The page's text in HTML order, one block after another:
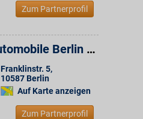
Zum Partnerprofil
Volkswagen Automobile Berlin GmbH
Franklinstr. 5,
10587 Berlin
Auf Karte anzeigen
Zum Partnerprofil